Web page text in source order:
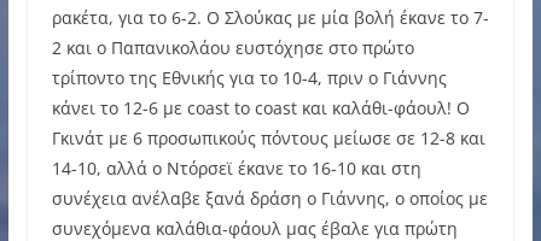
ρακέτα, για το 6-2. Ο Σλούκας με μία βολή έκανε το 7-
2 και ο Παπανικολάου ευστόχησε στο πρώτο
τρίποντο της Εθνικής για το 10-4, πριν ο Γιάννης
κάνει το 12-6 με coast to coast και καλάθι-φάουλ! Ο
Γκινάτ με 6 προσωπικούς πόντους μείωσε σε 12-8 και
14-10, αλλά ο Ντόρσεϊ έκανε το 16-10 και στη
συνέχεια ανέλαβε ξανά δράση ο Γιάννης, ο οποίος με
συνεχόμενα καλάθια-φάουλ μας έβαλε για πρώτη